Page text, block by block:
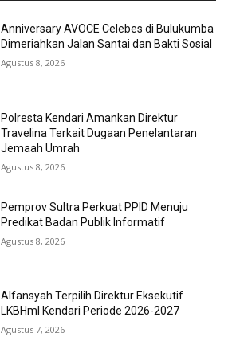
Anniversary AVOCE Celebes di Bulukumba
Dimeriahkan Jalan Santai dan Bakti Sosial
Agustus 8, 2026
Polresta Kendari Amankan Direktur
Travelina Terkait Dugaan Penelantaran
Jemaah Umrah
Agustus 8, 2026
Pemprov Sultra Perkuat PPID Menuju
Predikat Badan Publik Informatif
Agustus 8, 2026
Alfansyah Terpilih Direktur Eksekutif
LKBHmI Kendari Periode 2026-2027
Agustus 7, 2026